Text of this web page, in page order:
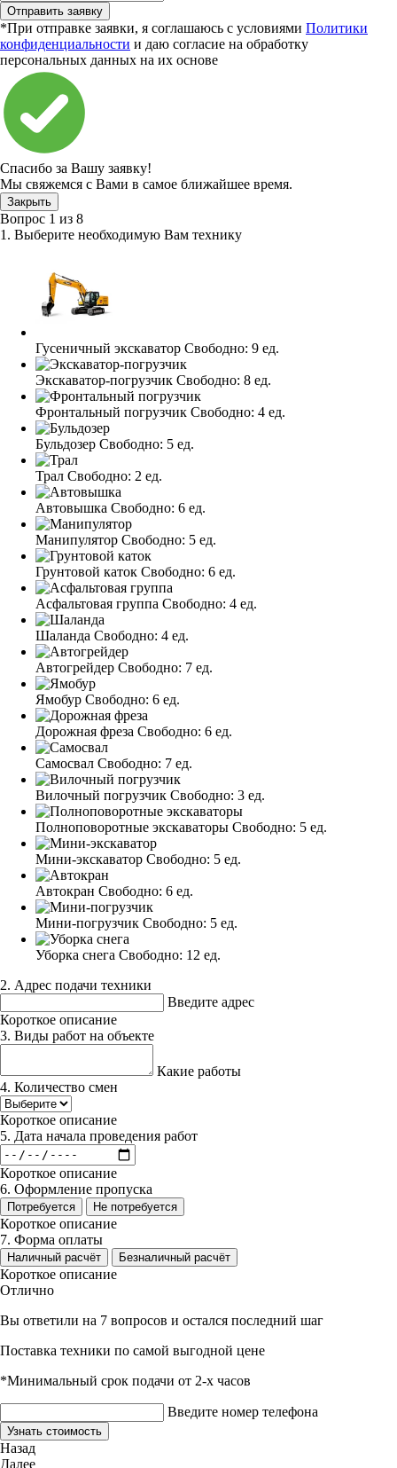
Отправить заявку
*При отправке заявки, я соглашаюсь с условиями Политики
конфиденциальности и даю согласие на обработку
персональных данных на их основе
Спасибо за Вашу заявку!
Мы свяжемся с Вами в самое ближайшее время.
Закрыть
Вопрос 1 из 8
1. Выберите необходимую Вам технику
Гусеничный экскаватор Свободно: 9 ед.
Экскаватор-погрузчик Свободно: 8 ед.
Фронтальный погрузчик Свободно: 4 ед.
Бульдозер Свободно: 5 ед.
Трал Свободно: 2 ед.
Автовышка Свободно: 6 ед.
Манипулятор Свободно: 5 ед.
Грунтовой каток Свободно: 6 ед.
Асфальтовая группа Свободно: 4 ед.
Шаланда Свободно: 4 ед.
Автогрейдер Свободно: 7 ед.
Ямобур Свободно: 6 ед.
Дорожная фреза Свободно: 6 ед.
Самосвал Свободно: 7 ед.
Вилочный погрузчик Свободно: 3 ед.
Полноповоротные экскаваторы Свободно: 5 ед.
Мини-экскаватор Свободно: 5 ед.
Автокран Свободно: 6 ед.
Мини-погрузчик Свободно: 5 ед.
Уборка снега Свободно: 12 ед.
2. Адрес подачи техники
Введите адрес
Короткое описание
3. Виды работ на объекте
Какие работы
4. Количество смен
Короткое описание
5. Дата начала проведения работ
Короткое описание
6. Оформление пропуска
Потребуется Не потребуется
Короткое описание
7. Форма оплаты
Наличный расчёт Безналичный расчёт
Короткое описание
Отлично
Вы ответили на 7 вопросов и остался последний шаг
Поставка техники по самой выгодной цене
*Минимальный срок подачи от 2-х часов
Введите номер телефона
Узнать стоимость
Назад
Далее